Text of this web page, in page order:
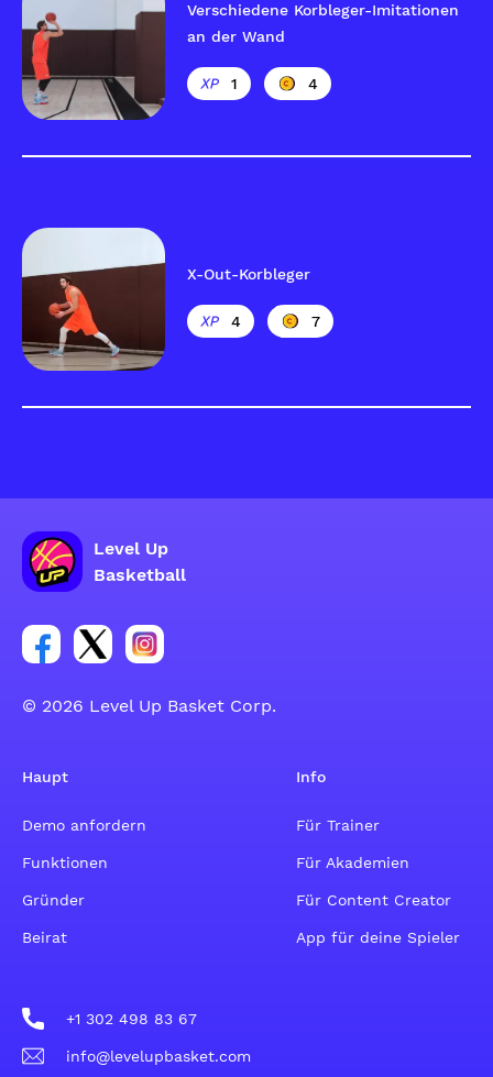
Verschiedene Korbleger-Imitationen
an der Wand
1 4
X-Out-Korbleger
4 7
Level Up
Basketball
Link zur Facebook-Gruppe
Link zum Tweeter-Account
Link zum Instagram-Account
© 2026 Level Up Basket Corp.
Haupt
Demo anfordern
Funktionen
Gründer
Beirat
Info
Für Trainer
Für Akademien
Für Content Creator
App für deine Spieler
+1 302 498 83 67
info@levelupbasket.com